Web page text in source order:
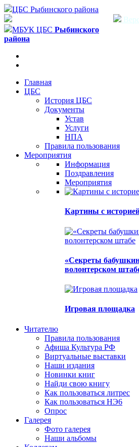
ЦБС Рыбинского района
МБУК ЦБС Рыбинского
района
Главная
ЦБС
История ЦБС
Документы
Устав
Услуги
НПА
Правила пользования
Мероприятия
Информация
Поздравления
Мероприятия
Картины с
«Секреты
волонтерском
Игровая площадка
Читателю
Правила пользования
Афиша Культура РФ
Виртуальные выставки
Наши издания
Новинки книг
Найди свою книгу
Как пользоваться литрес
Как пользоваться НЭ6
Опрос
Галерея
Фото галерея
Наши альбомы